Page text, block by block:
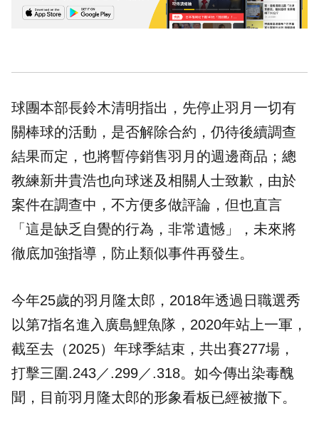
球團本部長鈴木清明指出，先停止羽月一切有
關棒球的活動，是否解除合約，仍待後續調查
結果而定，也將暫停銷售羽月的週邊商品；總
教練新井貴浩也向球迷及相關人士致歉，由於
案件在調查中，不方便多做評論，但也直言
「這是缺乏自覺的行為，非常遺憾」，未來將
徹底加強指導，防止類似事件再發生。
今年25歲的羽月隆太郎，2018年透過 日職選秀
以第7指名進入廣島鯉魚隊，2020年站上一軍，
截至去（2025）年球季結束，共出賽277場，
打擊三圍.243／.299／.318。如今傳出染毒醜
聞，目前羽月隆太郎的形象看板已經被撤下。